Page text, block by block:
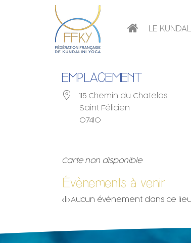
LE
EMPLACEMENT
115 Chemin du Chatelas
Saint Félicien
07410
Carte non disponible
Évènements à venir
<li>Aucun événement dans ce